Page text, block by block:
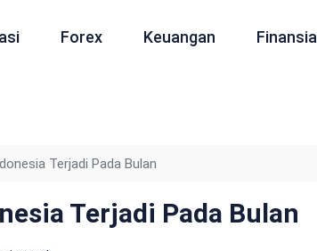
Forex Keuangan Finansial
Terjadi Pada Bulan
Terjadi Pada Bulan